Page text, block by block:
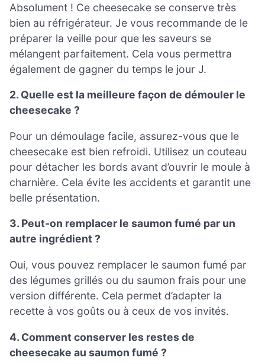
Absolument ! Ce cheesecake se conserve très
bien au réfrigérateur. Je vous recommande de le
préparer la veille pour que les saveurs se
mélangent parfaitement. Cela vous permettra
également de gagner du temps le jour J.
2. Quelle est la meilleure façon de démouler le
cheesecake ?
Pour un démoulage facile, assurez-vous que le
cheesecake est bien refroidi. Utilisez un couteau
pour détacher les bords avant d’ouvrir le moule à
charnière. Cela évite les accidents et garantit une
belle présentation.
3. Peut-on remplacer le saumon fumé par un
autre ingrédient ?
Oui, vous pouvez remplacer le saumon fumé par
des légumes grillés ou du saumon frais pour une
version différente. Cela permet d’adapter la
recette à vos goûts ou à ceux de vos invités.
4. Comment conserver les restes de
cheesecake au saumon fumé ?